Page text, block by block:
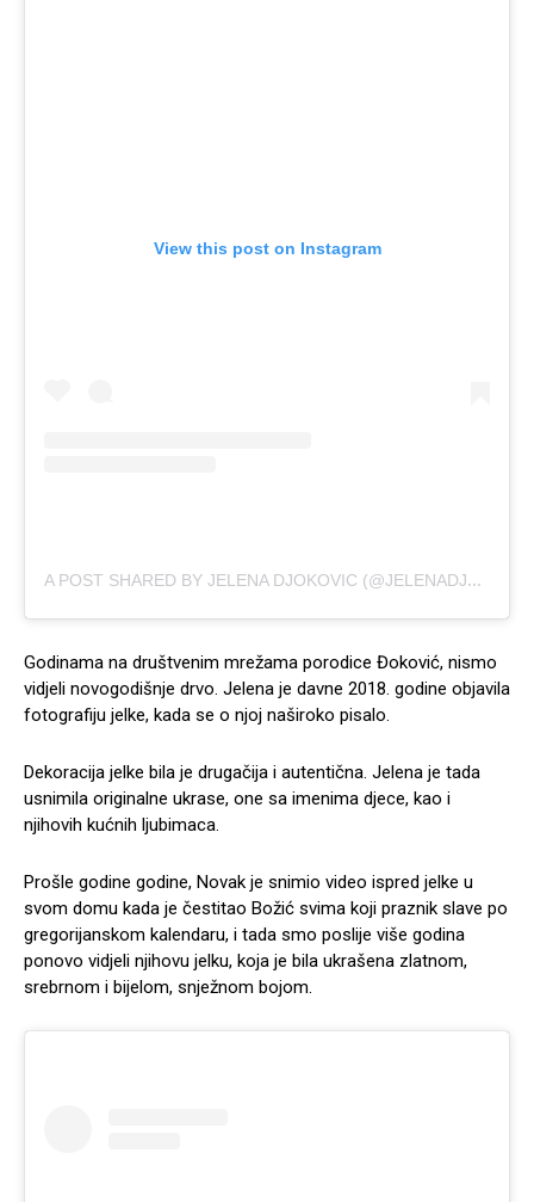
View this post on Instagram
A
POST SHARED BY JELENA DJOKOVIC (@JELENADJOKOVICNDF)
Godinama na društvenim mrežama porodice Đoković, nismo
vidjeli novogodišnje drvo. Jelena je davne 2018. godine objavila
fotografiju jelke, kada se o njoj naširoko pisalo.
Dekoracija jelke bila je drugačija i autentična. Jelena je tada
usnimila originalne ukrase, one sa imenima djece, kao i
njihovih kućnih ljubimaca.
Prošle godine godine, Novak je snimio video ispred jelke u
svom domu kada je čestitao Božić svima koji praznik slave po
gregorijanskom kalendaru, i tada smo poslije više godina
ponovo vidjeli njihovu jelku, koja je bila ukrašena zlatnom,
srebrnom i bijelom, snježnom bojom.